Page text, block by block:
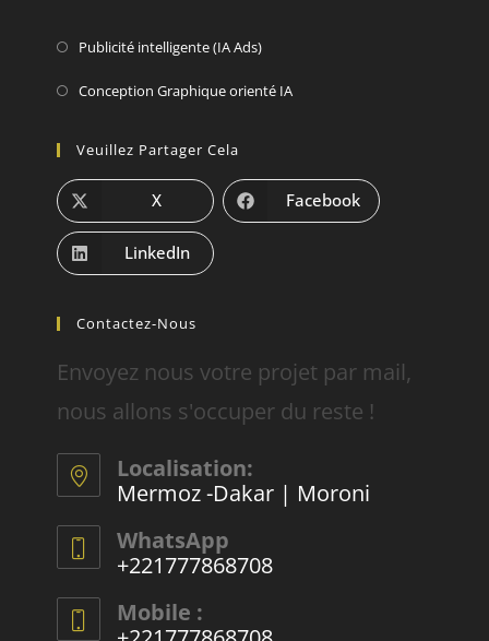
Publicité intelligente (IA Ads)
Conception Graphique orienté IA
Veuillez Partager Cela
X Facebook
LinkedIn
Contactez-Nous
Envoyez nous votre projet par mail,
nous allons s'occuper du reste !
Localisation:
Mermoz -Dakar | Moroni
WhatsApp
+221777868708
Mobile :